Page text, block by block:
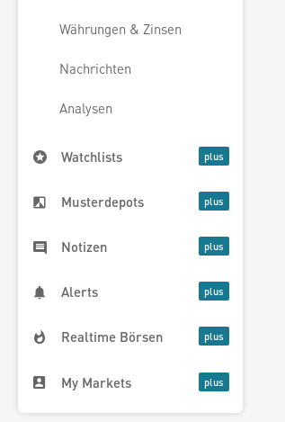
Währungen & Zinsen
Nachrichten
Analysen
Watchlists
Musterdepots
Notizen
Alerts
Realtime Börsen
My Markets